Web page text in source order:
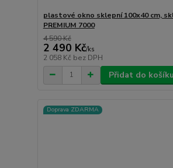
plastové okno sklepní 100x40 cm,
PREMIUM 7000
4 590 Kč
2 490 Kč/ks
2 058 Kč bez DPH
Přidat do košíku
Doprava ZDARMA